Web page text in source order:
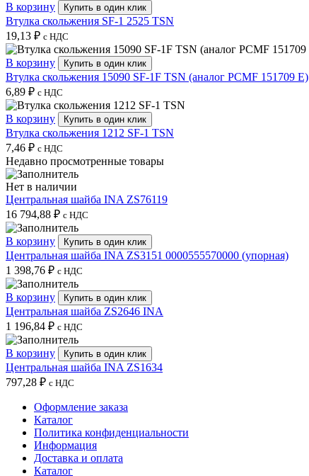
В корзину Купить в один клик
Втулка скольжения SF-1 2525 TSN
19,13 ₽ с НДС
В корзину Купить в один клик
Втулка скольжения 15090 SF-1F TSN (аналог PCMF 151709 E)
6,89 ₽ с НДС
В корзину Купить в один клик
Втулка скольжения 1212 SF-1 TSN
7,46 ₽ с НДС
Недавно просмотренные товары
Нет в наличии
Центральная шайба INA ZS76119
16 794,88 ₽ с НДС
В корзину Купить в один клик
Центральная шайба INA ZS3151 0000555570000 (упорная)
1 398,76 ₽ с НДС
В корзину Купить в один клик
Центральная шайба ZS2646 INA
1 196,84 ₽ с НДС
В корзину Купить в один клик
Центральная шайба INA ZS1634
797,28 ₽ с НДС
Оформление заказа
Каталог
Политика конфиденциальности
Информация
Доставка и оплата
Каталог